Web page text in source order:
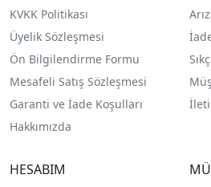
KVKK Politikası
Üyelik Sözleşmesi
Ön Bilgilendirme Formu
Mesafeli Satış Sözleşmesi
Garanti ve İade Koşulları
Hakkımızda
HESABIM